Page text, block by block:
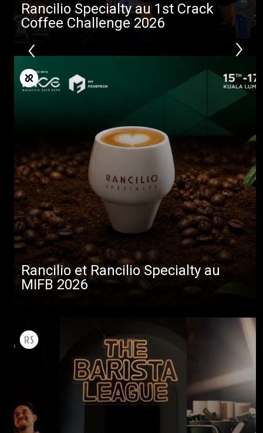
Rancilio Specialty au 1st Crack
Coffee Challenge 2026
Rancilio et Rancilio Specialty au
MIFB 2026